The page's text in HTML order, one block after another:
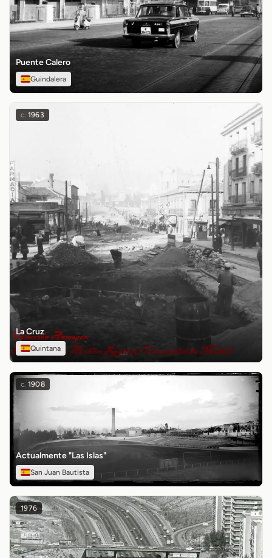
Puente Calero
Guindalera
c. 1963
La Cruz
Quintana
c. 1908
Actualmente "Las Islas"
San Juan Bautista
1976